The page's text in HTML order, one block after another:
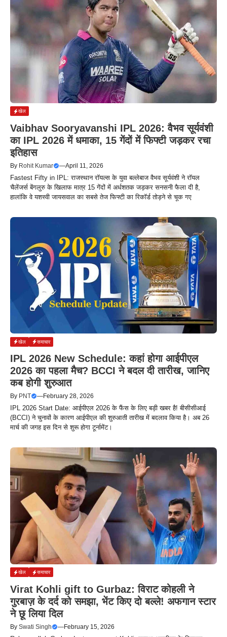
खेल
Vaibhav Sooryavanshi IPL 2026: वैभव सूर्यवंशी
का IPL 2026 में धमाका, 15 गेंदों में फिफ्टी जड़कर रचा
इतिहास
By Rohit Kumar —April 11, 2026
Fastest Fifty in IPL: राजस्थान रॉयल्स के युवा बल्लेबाज वैभव सूर्यवंशी ने रॉयल
चैलेंजर्स बेंगलुरु के खिलाफ मात्र 15 गेंदों में अर्धशतक जड़कर सनसनी फैला दी है,
हालांकि वे यशस्वी जायसवाल का सबसे तेज फिफ्टी का रिकॉर्ड तोड़ने से चूक गए
खेल समाचार
IPL 2026 New Schedule: कहां होगा आईपीएल
2026 का पहला मैच? BCCI ने बदल दी तारीख, जानिए
कब होगी शुरुआत
By PNT —February 28, 2026
IPL 2026 Start Date: आईपीएल 2026 के फैंस के लिए बड़ी खबर है! बीसीसीआई
(BCCI) ने चुनावों के कारण आईपीएल की शुरुआती तारीख में बदलाव किया है। अब 26
मार्च की जगह इस दिन से शुरू होगा टूर्नामेंट।
खेल समाचार
Virat Kohli gift to Gurbaz: विराट कोहली ने
गुरबाज़ के दर्द को समझा, भेंट किए दो बल्ले! अफगान स्टार
ने छू लिया दिल
By Swati Singh —February 15, 2026